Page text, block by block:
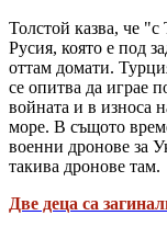
Толстой казва, че
Русия, която е под
оттам домати.
се опитва да играе
войната и в износа
море. В същото
военни дронове за
такива дронове там.
Две деца са